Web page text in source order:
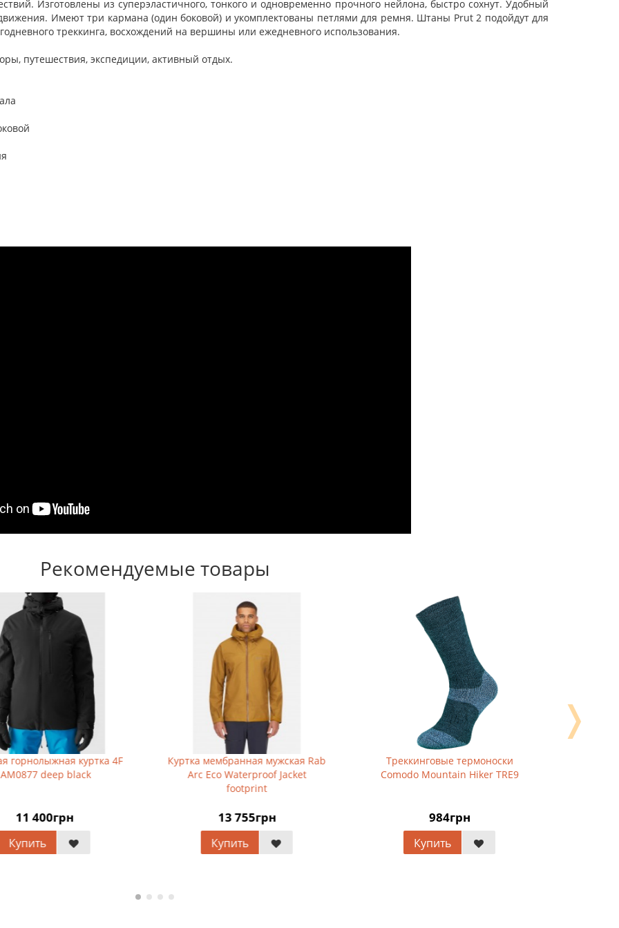
Изготовлены из суперэластичного, тонкого и одновременно прочного нейлона, быстро сохнут. Удобный
Имеют три кармана (один боковой) и укомплектованы петлями для ремня. Штаны Prut 2 подойдут для
треккинга, восхождений на вершины или ежедневного использования.
путешествия, экспедиции, активный отдых.
Рекомендуемые товары
горнолыжная куртка 4F
deep black
11 400грн
Купить
Куртка мембранная мужская Rab
Arc Eco Waterproof Jacket
footprint
13 755грн
Купить
Треккинговые термоноски
Comodo Mountain Hiker TRE9
984грн
Купить
❭